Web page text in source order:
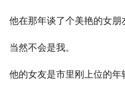
他在那年谈了个美艳的女朋
当然不会是我。
他的女友是市里刚上位的年